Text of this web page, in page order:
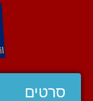
סרטים